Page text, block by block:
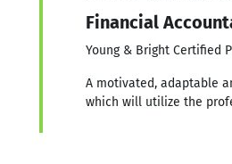
Financial
Young & Bright Certified
A motivated, adaptable
which will utilize the